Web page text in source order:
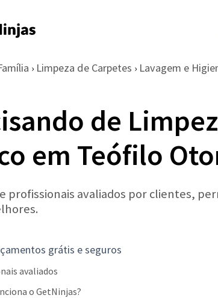
› Limpeza de Carpetes › Lavagem e
de
em Teófilo
profissionais avaliados por clientes,
grátis e seguros
avaliados
o GetNinjas?